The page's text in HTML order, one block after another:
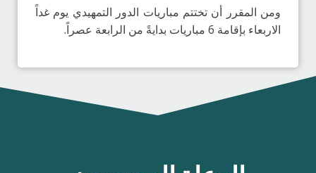
ومن المقرر أن تختتم مباريات الدور التمهيدي يوم غداً
الاربعاء بإقامة 6 مباريات بدايةً من الرابعة عصراً.